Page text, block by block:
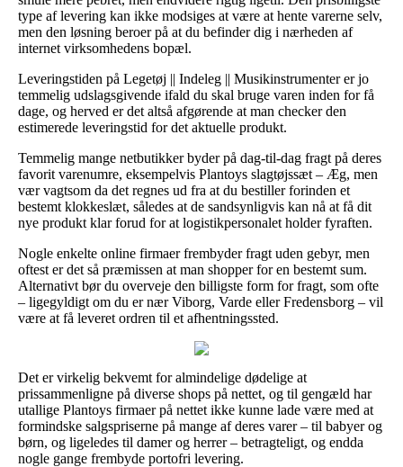
type af levering kan ikke modsiges at være at hente varerne selv,
men den løsning beroer på at du befinder dig i nærheden af
internet virksomhedens bopæl.
Leveringstiden på Legetøj || Indeleg || Musikinstrumenter er jo
temmelig udslagsgivende ifald du skal bruge varen inden for få
dage, og herved er det altså afgørende at man checker den
estimerede leveringstid for det aktuelle produkt.
Temmelig mange netbutikker byder på dag-til-dag fragt på deres
favorit varenumre, eksempelvis Plantoys slagtøjssæt – Æg, men
vær vagtsom da det regnes ud fra at du bestiller forinden et
bestemt klokkeslæt, således at de sandsynligvis kan nå at få dit
nye produkt klar forud for at logistikpersonalet holder fyraften.
Nogle enkelte online firmaer frembyder fragt uden gebyr, men
oftest er det så præmissen at man shopper for en bestemt sum.
Alternativt bør du overveje den billigste form for fragt, som ofte
– ligegyldigt om du er nær Viborg, Varde eller Fredensborg – vil
være at få leveret ordren til et afhentningssted.
Det er virkelig bekvemt for almindelige dødelige at
prissammenligne på diverse shops på nettet, og til gengæld har
utallige Plantoys firmaer på nettet ikke kunne lade være med at
formindske salgspriserne på mange af deres varer – til babyer og
børn, og ligeledes til damer og herrer – betragteligt, og endda
nogle gange frembyde portofri levering.